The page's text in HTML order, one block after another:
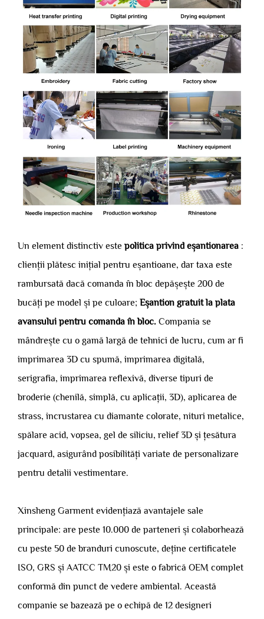
Un element distinctiv este politica privind eșantionarea :
clienții plătesc inițial pentru eșantioane, dar taxa este
rambursată dacă comanda în bloc depășește 200 de
bucăți pe model și pe culoare; Eșantion gratuit la plata
avansului pentru comanda în bloc. Compania se
mândrește cu o gamă largă de tehnici de lucru, cum ar fi
imprimarea 3D cu spumă, imprimarea digitală,
serigrafia, imprimarea reflexivă, diverse tipuri de
broderie (chenilă, simplă, cu aplicații, 3D), aplicarea de
strass, incrustarea cu diamante colorate, nituri metalice,
spălare acid, vopsea, gel de siliciu, relief 3D și țesătura
jacquard, asigurând posibilități variate de personalizare
pentru detalii vestimentare.
Xinsheng Garment evidențiază avantajele sale
principale: are peste 10.000 de parteneri și colaborhează
cu peste 50 de branduri cunoscute, deține certificatele
ISO, GRS și AATCC TM20 și este o fabrică OEM complet
conformă din punct de vedere ambiental. Această
companie se bazează pe o echipă de 12 designeri